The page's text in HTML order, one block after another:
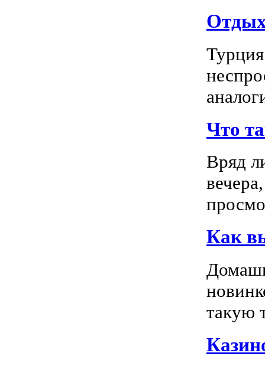
Что
Вряд
Как
такую